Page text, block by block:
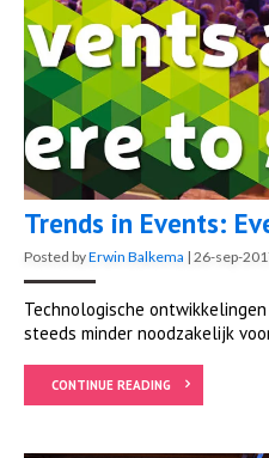
Trends in Events:
Posted byErwin Balkema | 26-sep-
Technologische
steeds minder noodzakelijk
CONTINUE READING